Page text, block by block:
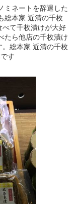
ミネートを辞退した
総本家 近清の千枚
て千枚漬けが大好
たら他店の千枚漬け
総本家 近清の千枚
す